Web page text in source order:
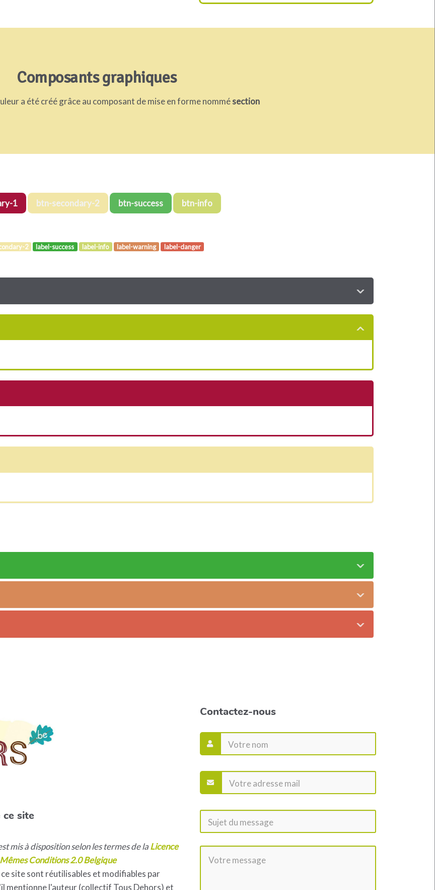
Composants graphiques
a été créé grâce au composant de mise en forme nommésection
1 btn-secondary-2 btn-success btn-info
2 label-success label-info label-warning label-danger
site
mis à disposition selon les termes de laLicence
Conditions 2.0 Belgique
site sont réutilisables et modifiables par
mentionne l'auteur (collectif Tous Dehors) et
Contactez-nous